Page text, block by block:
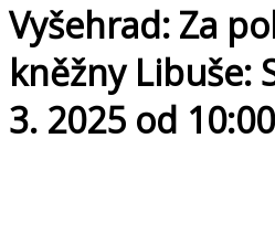
Vyšehrad: Za
kněžny Libuše:
3. 2025 od